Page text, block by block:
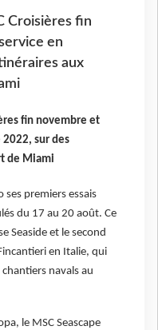
Croisières fin
en
aux
fin novembre et
2022, sur des
de Miami
ses premiers essais
du 17 au 20 août. Ce
Seaside et le second
en Italie, qui
navals au
le MSC Seascape